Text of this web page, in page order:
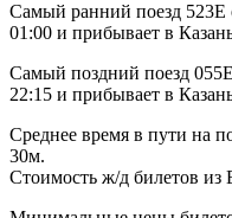
Самый ранний поезд 523Е
01:00 и прибывает в
Самый поздний поезд 055Е
22:15 и прибывает в
Среднее время в пути на
30м.
Стоимость ж/д билетов из